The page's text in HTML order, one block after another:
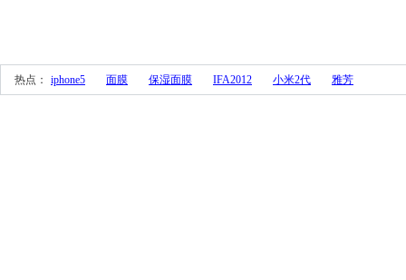
热点： iphone5 面膜 保湿面膜 IFA2012 小米2代 雅芳